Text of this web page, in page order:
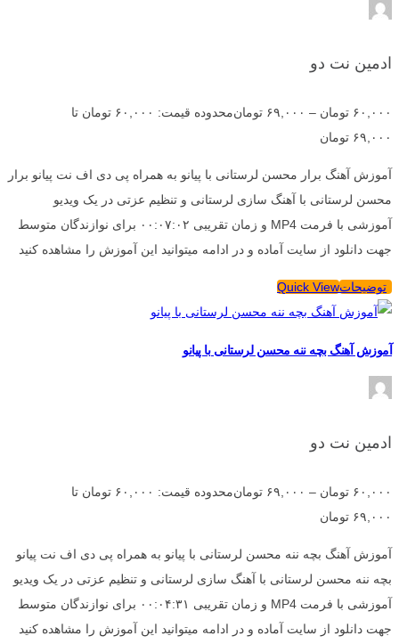
ادمین نت دو
۶۰,۰۰۰ تومان – ۶۹,۰۰۰ تومان
محدوده قیمت: ۶۰,۰۰۰ تومان تا
۶۹,۰۰۰ تومان
آموزش آهنگ برار محسن لرستانی با پیانو به همراه پی دی اف نت پیانو برار
محسن لرستانی با آهنگ سازی لرستانی و تنظیم عزتی در یک ویدیو
آموزشی با فرمت MP4 و زمان تقریبی ۰۰:۰۷:۰۲ برای نوازندگان متوسط
جهت دانلود از سایت آماده و در ادامه میتوانید این آموزش را مشاهده کنید
توضیحاتQuick View
آموزش آهنگ بچه ننه محسن لرستانی با پیانو
ادمین نت دو
۶۰,۰۰۰ تومان – ۶۹,۰۰۰ تومان
محدوده قیمت: ۶۰,۰۰۰ تومان تا
۶۹,۰۰۰ تومان
آموزش آهنگ بچه ننه محسن لرستانی با پیانو به همراه پی دی اف نت پیانو
بچه ننه محسن لرستانی با آهنگ سازی لرستانی و تنظیم عزتی در یک ویدیو
آموزشی با فرمت MP4 و زمان تقریبی ۰۰:۰۴:۳۱ برای نوازندگان متوسط
جهت دانلود از سایت آماده و در ادامه میتوانید این آموزش را مشاهده کنید